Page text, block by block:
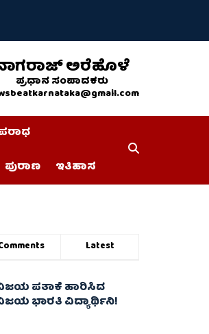
ಅರೆಹೊಳೆ
ಪ್ರಧಾನ ಸಂಪಾದಕರು
ಪುರಾಣ ಇತಿಹಾಸ
Latest
ಪತಾಕೆ ಹಾರಿಸಿದ
ಭಾರತಿ ವಿದ್ಯಾರ್ಥಿನಿ!